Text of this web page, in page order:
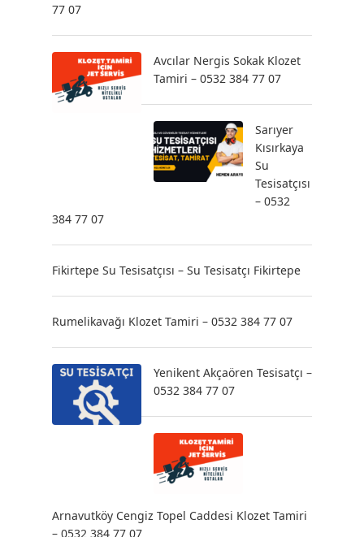
77 07
Avcılar Nergis Sokak Klozet
Tamiri – 0532 384 77 07
Sarıyer
Kısırkaya
Su
Tesisatçısı
– 0532
384 77 07
Fikirtepe Su Tesisatçısı – Su Tesisatçı Fikirtepe
Rumelikavağı Klozet Tamiri – 0532 384 77 07
Yenikent Akçaören Tesisatçı –
0532 384 77 07
Arnavutköy Cengiz Topel Caddesi Klozet Tamiri
– 0532 384 77 07